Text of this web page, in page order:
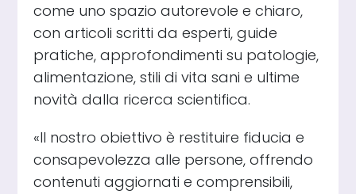
come uno spazio autorevole e chiaro,
con articoli scritti da esperti, guide
pratiche, approfondimenti su patologie,
alimentazione, stili di vita sani e ultime
novità dalla ricerca scientifica.
«Il nostro obiettivo è restituire fiducia e
consapevolezza alle persone, offrendo
contenuti aggiornati e comprensibili,